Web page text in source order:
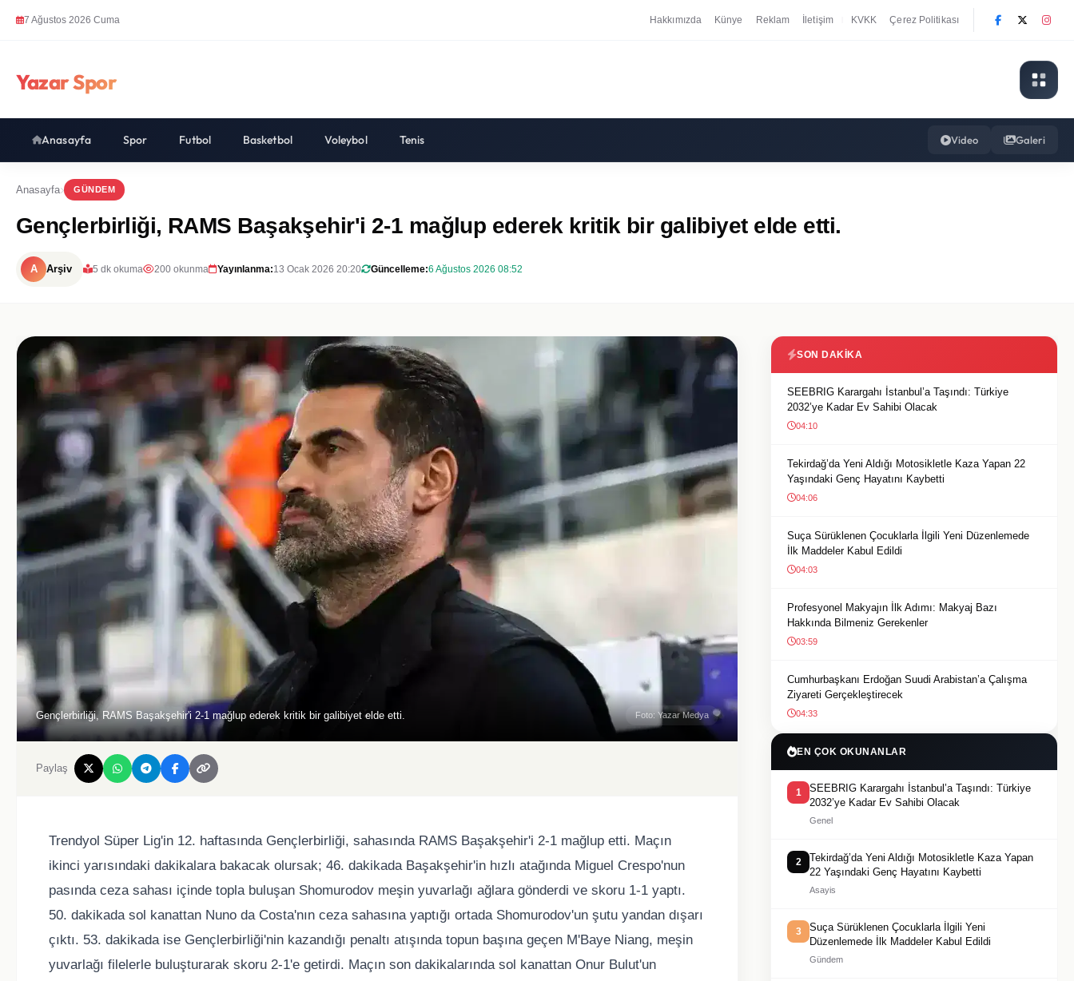
7 Ağustos 2026 Cuma Hakkımızda Künye Reklam İletişim KVKK Çerez Politikası
Yazar Spor
Anasayfa Spor Futbol Basketbol Voleybol Tenis Video Galeri
Anasayfa GÜNDEM
Gençlerbirliği, RAMS Başakşehir'i 2-1 mağlup ederek kritik bir galibiyet elde etti.
A Arşiv 5 dk okuma 200 okunma Yayınlanma:13 Ocak 2026 20:20 Güncelleme:6 Ağustos 2026 08:52
Gençlerbirliği, RAMS Başakşehir'i 2-1 mağlup ederek kritik bir galibiyet elde etti. Foto: Yazar Medya
Paylaş
Trendyol Süper Lig'in 12. haftasında Gençlerbirliği, sahasında RAMS Başakşehir'i 2-1 mağlup etti. Maçın
ikinci yarısındaki dakikalara bakacak olursak; 46. dakikada Başakşehir'in hızlı atağında Miguel Crespo'nun
pasında ceza sahası içinde topla buluşan Shomurodov meşin yuvarlağı ağlara gönderdi ve skoru 1-1 yaptı.
50. dakikada sol kanattan Nuno da Costa'nın ceza sahasına yaptığı ortada Shomurodov'un şutu yandan dışarı
çıktı. 53. dakikada ise Gençlerbirliği'nin kazandığı penaltı atışında topun başına geçen M'Baye Niang, meşin
yuvarlağı filelerle buluşturarak skoru 2-1'e getirdi. Maçın son dakikalarında sol kanattan Onur Bulut'un
SON DAKIKA
SEEBRIG Karargahı İstanbul’a Taşındı: Türkiye
2032’ye Kadar Ev Sahibi Olacak
04:10
Tekirdağ’da Yeni Aldığı Motosikletle Kaza Yapan 22
Yaşındaki Genç Hayatını Kaybetti
04:06
Suça Sürüklenen Çocuklarla İlgili Yeni Düzenlemede
İlk Maddeler Kabul Edildi
04:03
Profesyonel Makyajın İlk Adımı: Makyaj Bazı
Hakkında Bilmeniz Gerekenler
03:59
Cumhurbaşkanı Erdoğan Suudi Arabistan’a Çalışma
Ziyareti Gerçekleştirecek
04:33
EN ÇOK OKUNANLAR
1
SEEBRIG Karargahı İstanbul’a Taşındı: Türkiye
2032’ye Kadar Ev Sahibi Olacak
Genel
2
Tekirdağ’da Yeni Aldığı Motosikletle Kaza Yapan
22 Yaşındaki Genç Hayatını Kaybetti
Asayis
3
Suça Sürüklenen Çocuklarla İlgili Yeni
Düzenlemede İlk Maddeler Kabul Edildi
Gündem